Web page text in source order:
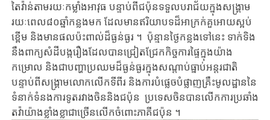
តៃវ៉ាន់តាម​រយៈកម្លាំងអាវុធ​​ បន្ទាប់ពី​ជប៉ុន​ទទួល​បរាជ័យ​ក្នុង​សង្គ្រាម​
រយៈពេល​៨០ឆ្នាំកន្លងមក​ ដែលមានឥរិយាបទដ៏អាក្រក់​គួអោយស្អប់
ខ្ពើម និងមានផលប៉ះពាល់ដ៏ធ្ងន់ធ្ងរ។ ប៉ុន្មានថ្ងៃកន្លង​ទៅនេះ ទាក់ទិង
នឹង​ពាក្យ​សំដី​បង្ករឿង​ដែល​បាន​ជ្រៀតជ្រែក​កិច្ច​ការ​ផ្ទៃក្នុង​យ៉ាង​
កម្រោល​ និង​ជាបញ្ហាប្រឈមដ៏ធ្ងន់ធ្ងរក្នុង​សណ្តាប់ធ្នាប់​អន្តរជាតិ​
បន្ទាប់ពីសង្គ្រាម​លោក​លើកទីពីរ និងការបំផ្លេចបំផ្លាញគ្រឹះ​មូលដ្ឋាន​នៃ
ទំនាក់ទំនង​ការទូតរវាង​ចិន​និង​ជប៉ុន ប្រទេសចិន​បាន​លើក​ការ​ប្រឆាំង​
តវ៉ា​យ៉ាងខ្លាំងខ្លាជា​ច្រើន​លើក​ចំពោះ​ភាគីជប៉ុន​ ។